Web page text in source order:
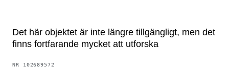
Det här objektet är inte längre tillgängligt, men det
finns fortfarande mycket att utforska
NR 102689572